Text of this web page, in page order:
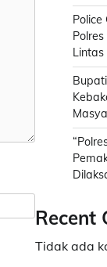
Police
Recent
Tidak ada